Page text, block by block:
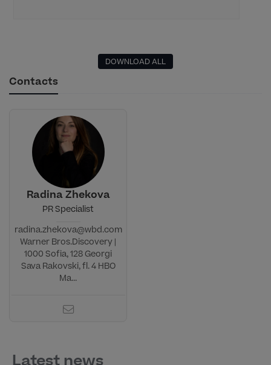
DOWNLOAD ALL
Contacts
Radina Zhekova
PR Specialist
radina.zhekova@wbd.com
Warner Bros.Discovery |
1000 Sofia, 128 Georgi
Sava Rakovski, fl. 4 HBO
Ma...